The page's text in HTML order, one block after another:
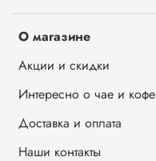
О магазине
Акции и скидки
Интересно о чае и кофе
Доставка и оплата
Наши контакты